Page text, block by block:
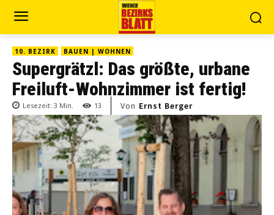
10. BEZIRK BAUEN | WOHNEN
Supergrätzl: Das größte, urbane
Freiluft-Wohnzimmer ist fertig!
Lesezeit: 3 Min. 13 Von Ernst Berger